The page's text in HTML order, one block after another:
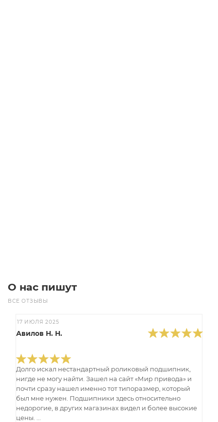
О нас пишут
ВСЕ ОТЗЫВЫ
17 ИЮЛЯ 2025
Авилов Н. Н.
Долго искал нестандартный роликовый подшипник,
нигде не могу найти. Зашел на сайт «Мир привода» и
почти сразу нашел именно тот типоразмер, который
был мне нужен. Подшипники здесь относительно
недорогие, в других магазинах видел и более высокие
цены. ...